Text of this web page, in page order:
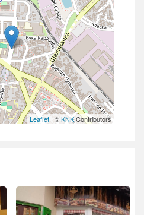
Leaflet | ©KNKContributors